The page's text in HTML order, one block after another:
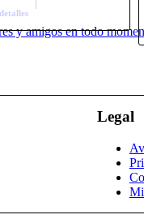
y amigos en todo
Legal